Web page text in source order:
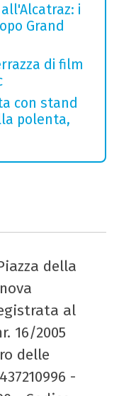
i
Grand
di film
con stand
polenta,
della
al
16/2005
delle
-